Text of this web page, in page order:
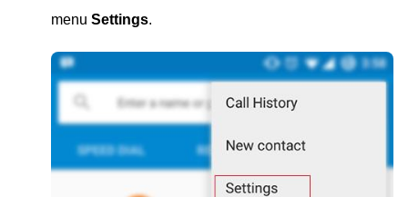
menu Settings.